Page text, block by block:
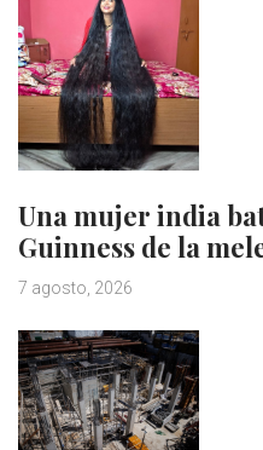
Una mujer india
Guinness de la
7 agosto, 2026